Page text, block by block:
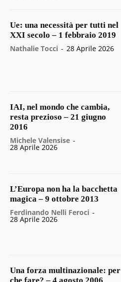
Ue: una necessità per tutti nel
XXI secolo – 1 febbraio 2019
Nathalie Tocci - 28 Aprile 2026
IAI, nel mondo che cambia,
resta prezioso – 21 giugno
2016
Michele Valensise -
28 Aprile 2026
L’Europa non ha la bacchetta
magica – 9 ottobre 2013
Ferdinando Nelli Feroci -
28 Aprile 2026
Una forza multinazionale: per